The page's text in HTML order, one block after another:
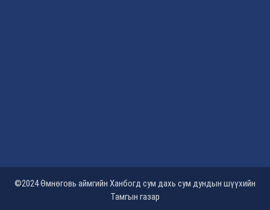
©2024 Өмнөговь аймгийн Ханбогд сум дахь сум дундын шүүхийн
Тамгын газар